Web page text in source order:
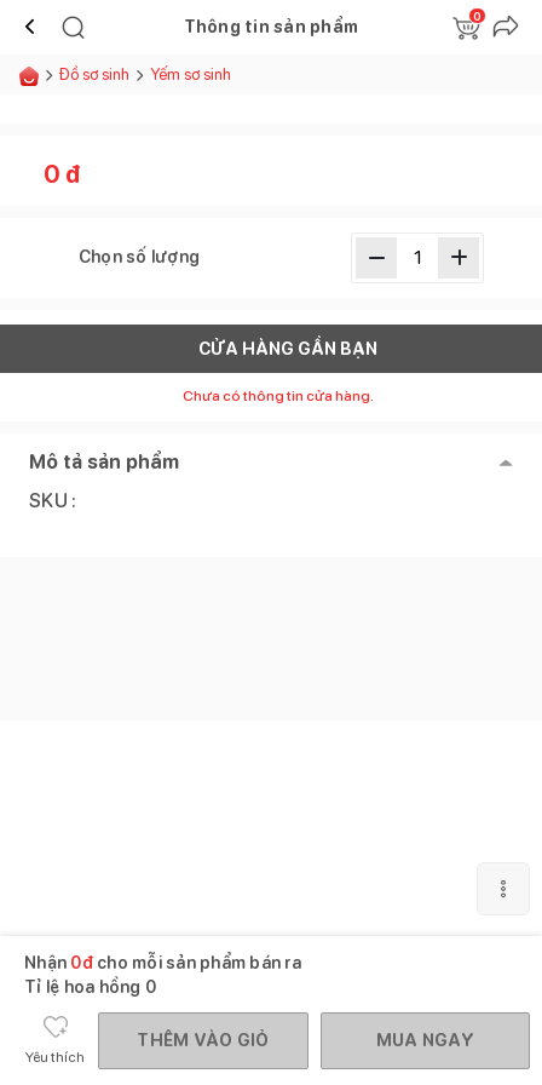
Thông tin sản phẩm
0
Đồ sơ sinh Yếm sơ sinh
0 đ
Chọn số lượng
CỬA HÀNG GẦN BẠN
Chưa có thông tin cửa hàng.
Mô tả sản phẩm
SKU :
Nhận 0đcho mỗi sản phẩm bán ra
Tỉ lệ hoa hồng 0
Yêu thích
THÊM VÀO GIỎ MUA NGAY